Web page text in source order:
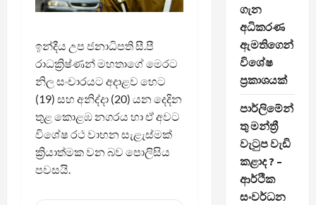
ඉන්දීය උප ජනාධිපති සී.පී
රාධක්‍රිෂ්ණන් මහතාගේ මෙරට
නිල සංචාරයට අදාළව හෙට
(19) සහ අනිද්දා (20) යන දෙදින
තුළ කොළඹ නගරය හා ඒ අවට
විශේෂ රථ වාහන සැළැස්මක්
ක්‍රියාත්මක වන බව පොලිසිය
පවසයි.
ගැන
අධිකරණ
ඇමතිගෙන්
විශේෂ
ප්‍රකාශයක්
පාර්ලිමේන්
තු මන්ත්‍රී
වැටුප වැඩි
කළාද ? –
ආර්ථික
සංවර්ධන